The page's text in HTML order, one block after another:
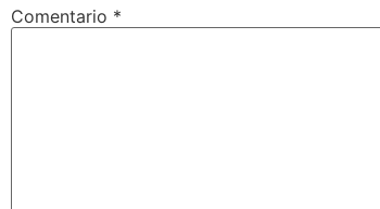
Comentario *